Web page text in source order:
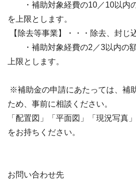
・補助対象経費の10／10以内
を上限とします。
【除去等事業】・・・除去、封じ
・補助対象経費の2／3以内の額
上限とします。
※補助金の申請にあたっては、補
ため、事前に相談ください。
「配置図」「平面図」「現況写真
をお持ちください。
お問い合わせ先